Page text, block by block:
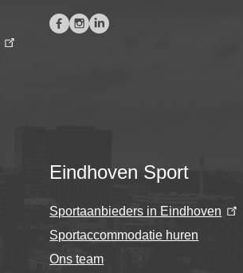
Eindhoven Sport
Sportaanbieders in Eindhoven
Sportaccommodatie huren
Ons team